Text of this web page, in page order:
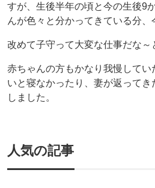
すが、生後半年の頃と今の生後9
んが色々と分かってきている分、
改めて子守って大変な仕事だな～
赤ちゃんの方もかなり我慢して
いと寝なかったり、妻が返ってき
しました。
人気の記事